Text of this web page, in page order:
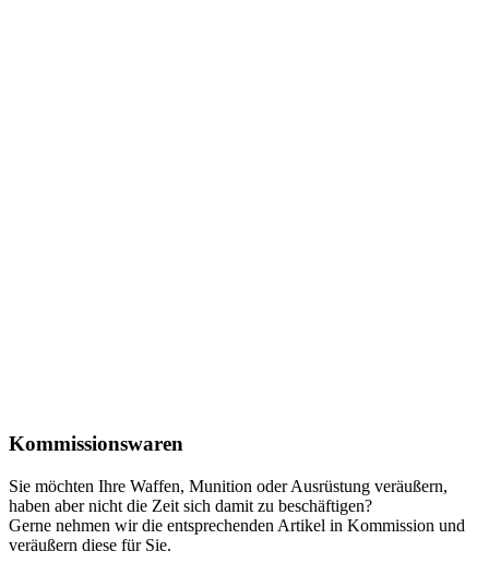
Kommissionswaren
Sie möchten Ihre Waffen, Munition oder Ausrüstung veräußern,
haben aber nicht die Zeit sich damit zu beschäftigen?
Gerne nehmen wir die entsprechenden Artikel in Kommission und
veräußern diese für Sie.